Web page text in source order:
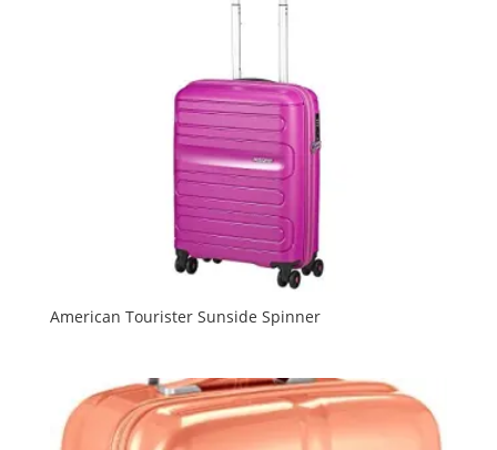
American Tourister Sunside Spinner